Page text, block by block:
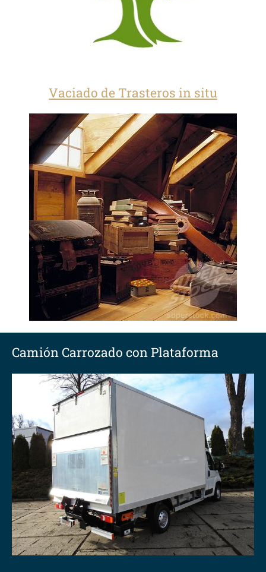
Vaciado de Trasteros in situ
Camión Carrozado con Plataforma